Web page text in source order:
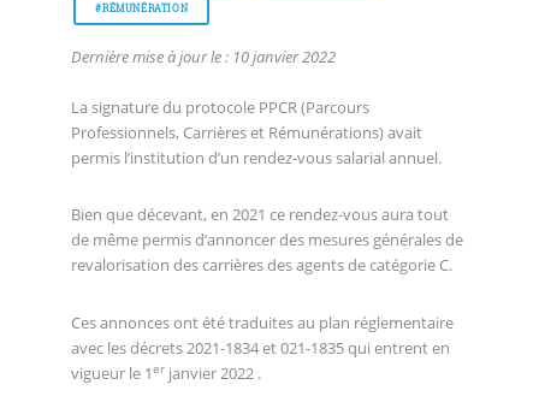
#RÉMUNÉRATION
Dernière mise à jour le : 10 janvier 2022
La signature du protocole PPCR (Parcours
Professionnels, Carrières et Rémunérations) avait
permis l’institution d’un rendez-vous salarial annuel.
Bien que décevant, en 2021 ce rendez-vous aura tout
de même permis d’annoncer des mesures générales de
revalorisation des carrières des agents de catégorie C.
Ces annonces ont été traduites au plan réglementaire
avec les décrets 2021-1834 et 021-1835 qui entrent en
vigueur le 1erjanvier 2022 .